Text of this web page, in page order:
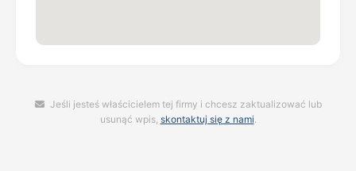
Jeśli jesteś właścicielem tej firmy i chcesz zaktualizować lub
usunąć wpis, skontaktuj się z nami.